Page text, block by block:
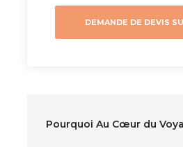
DEMANDE DE DEVIS
Pourquoi Au Cœur du
pleinement de cette